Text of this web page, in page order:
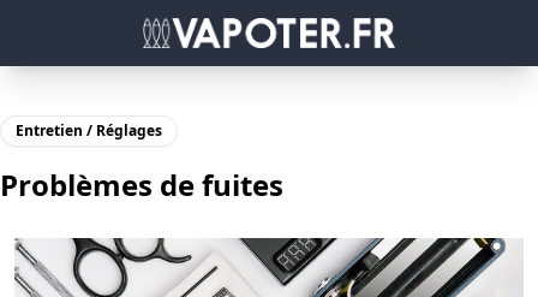
Problèmes de fuites
Entretien / Réglages